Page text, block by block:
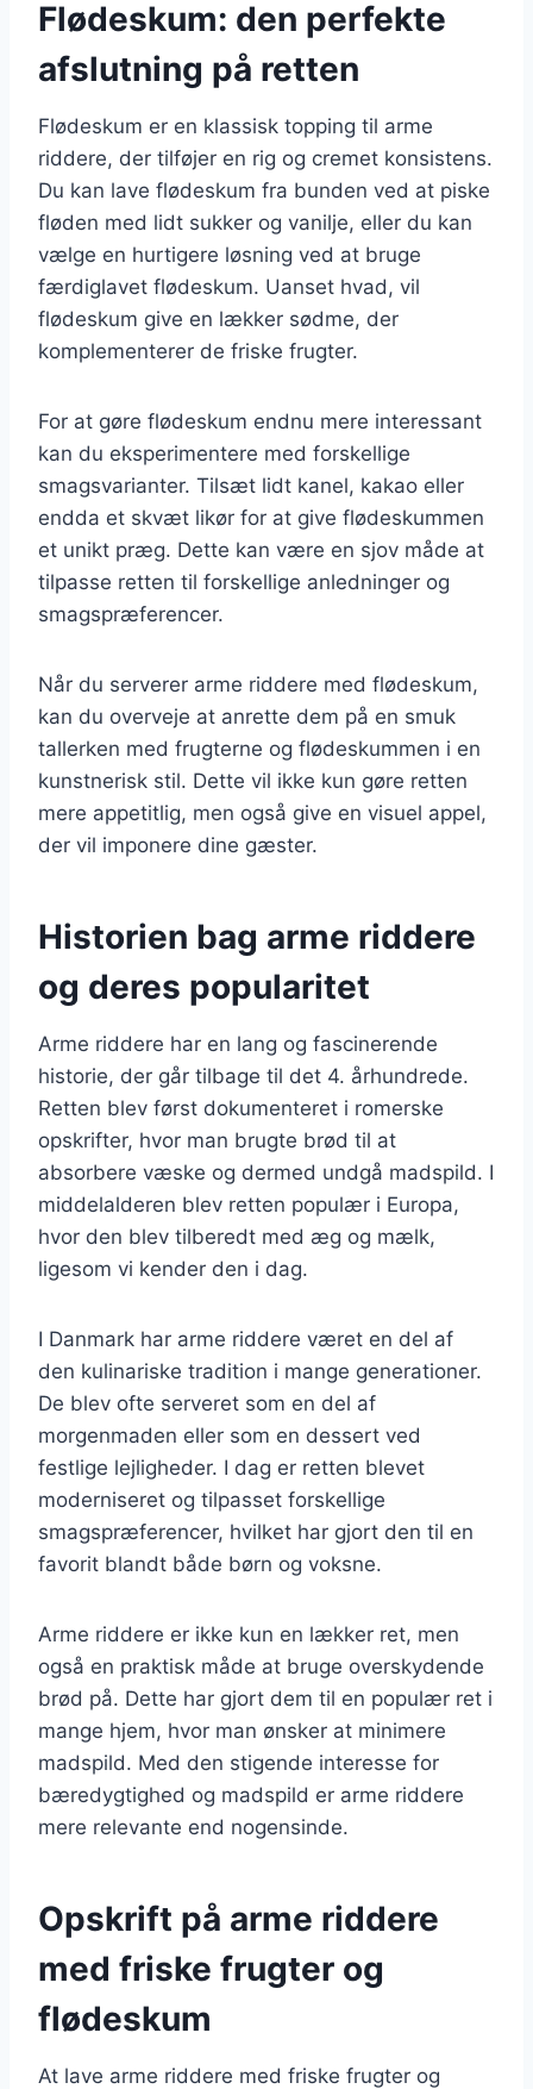
Flødeskum: den perfekte
afslutning på retten
Flødeskum er en klassisk topping til arme
riddere, der tilføjer en rig og cremet konsistens.
Du kan lave flødeskum fra bunden ved at piske
fløden med lidt sukker og vanilje, eller du kan
vælge en hurtigere løsning ved at bruge
færdiglavet flødeskum. Uanset hvad, vil
flødeskum give en lækker sødme, der
komplementerer de friske frugter.
For at gøre flødeskum endnu mere interessant
kan du eksperimentere med forskellige
smagsvarianter. Tilsæt lidt kanel, kakao eller
endda et skvæt likør for at give flødeskummen
et unikt præg. Dette kan være en sjov måde at
tilpasse retten til forskellige anledninger og
smagspræferencer.
Når du serverer arme riddere med flødeskum,
kan du overveje at anrette dem på en smuk
tallerken med frugterne og flødeskummen i en
kunstnerisk stil. Dette vil ikke kun gøre retten
mere appetitlig, men også give en visuel appel,
der vil imponere dine gæster.
Historien bag arme riddere
og deres popularitet
Arme riddere har en lang og fascinerende
historie, der går tilbage til det 4. århundrede.
Retten blev først dokumenteret i romerske
opskrifter, hvor man brugte brød til at
absorbere væske og dermed undgå madspild. I
middelalderen blev retten populær i Europa,
hvor den blev tilberedt med æg og mælk,
ligesom vi kender den i dag.
I Danmark har arme riddere været en del af
den kulinariske tradition i mange generationer.
De blev ofte serveret som en del af
morgenmaden eller som en dessert ved
festlige lejligheder. I dag er retten blevet
moderniseret og tilpasset forskellige
smagspræferencer, hvilket har gjort den til en
favorit blandt både børn og voksne.
Arme riddere er ikke kun en lækker ret, men
også en praktisk måde at bruge overskydende
brød på. Dette har gjort dem til en populær ret i
mange hjem, hvor man ønsker at minimere
madspild. Med den stigende interesse for
bæredygtighed og madspild er arme riddere
mere relevante end nogensinde.
Opskrift på arme riddere
med friske frugter og
flødeskum
At lave arme riddere med friske frugter og